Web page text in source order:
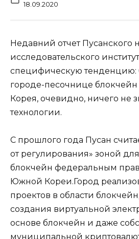
18.09.2020
Недавний отчет Пусанского
исследовательского
специфическую тенденцию:
городе-песочнице
Корея, очевидно, ничего не
технологии.
С прошлого года Пусан
от регулирования» зоной
блокчейн федеральным
Южной Кореи.Город
проектов в области
создания виртуальной
основе блокчейн и даже
муниципальной